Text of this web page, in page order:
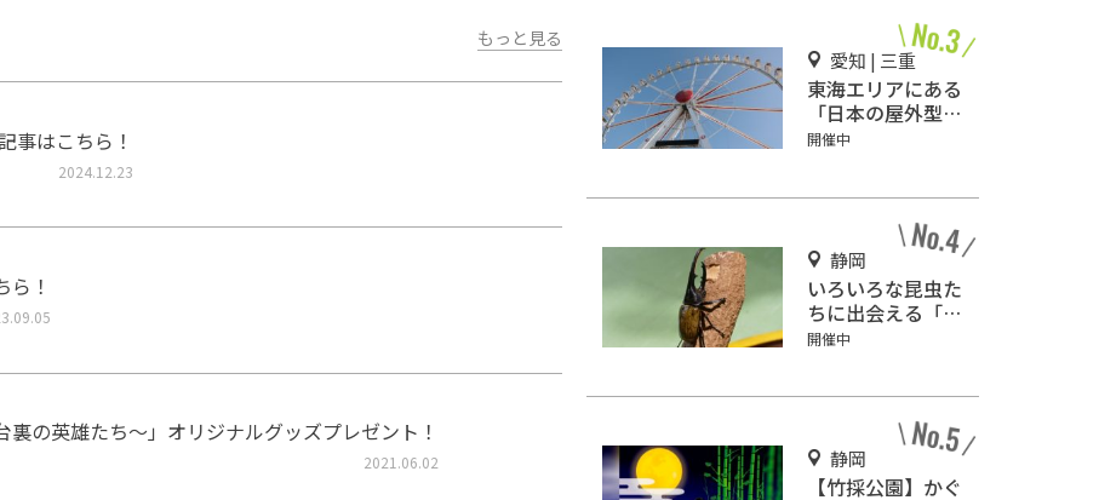
もっと見る
事はこちら！
2024.12.23
！
裏の英雄たち～」オリジナルグッズプレゼント！
2021.06.02
愛知 | 三重
東海エリアにある
「日本の屋外型テ
ーマパーク敷地面
開催中
静岡
いろいろな昆虫た
ちに出会える「磐
田市竜洋昆虫自然
開催中
静岡
【竹採公園】かぐ